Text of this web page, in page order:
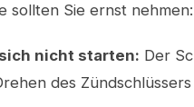
sollten Sie ernst nehmen:
nicht starten: Der
des